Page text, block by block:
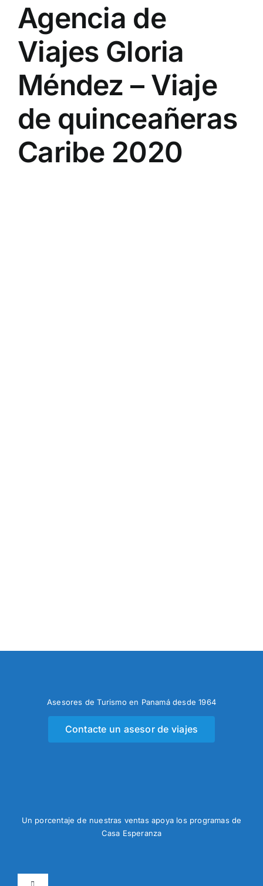
Agencia de
Viajes Gloria
Méndez – Viaje
de quinceañeras
Caribe 2020
Asesores de Turismo en Panamá desde 1964
Contacte un asesor de viajes
Un porcentaje de nuestras ventas apoya los programas de
Casa Esperanza